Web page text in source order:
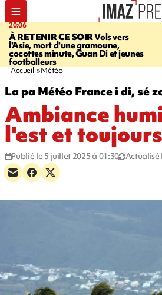
20:06
À RETENIR CE SOIRVols vers
l'Asie, mort d'une gramoune,
cocottes minute, Guan Di et jeunes
footballeurs
Accueil Météo
La pa Météo France i di, sé
Ambiance
l'est et
Publié le 5 juillet 2025 à 01:30 Actualisé